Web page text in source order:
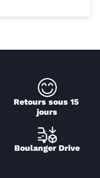
Retours sous 15
jours
Boulanger Drive